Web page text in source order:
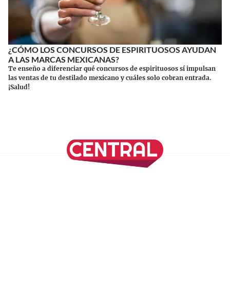
¿CÓMO LOS CONCURSOS DE ESPIRITUOSOS AYUDAN
A LAS MARCAS MEXICANAS?
Te enseño a diferenciar qué concursos de espirituosos sí impulsan
las ventas de tu destilado mexicano y cuáles solo cobran entrada.
¡Salud!